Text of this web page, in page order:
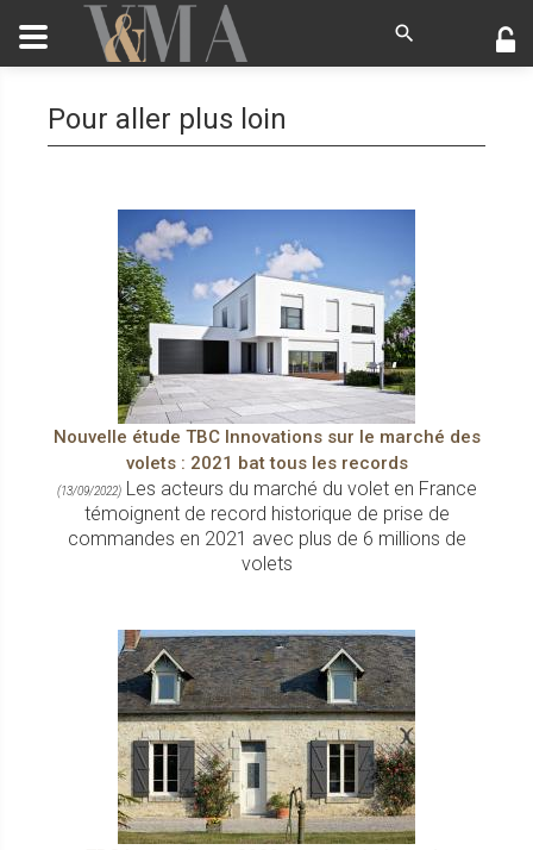
Pour aller plus loin
Nouvelle étude TBC Innovations sur le marché des
volets : 2021 bat tous les records
(13/09/2022)Les acteurs du marché du volet en France
témoignent de record historique de prise de
commandes en 2021 avec plus de 6 millions de
volets